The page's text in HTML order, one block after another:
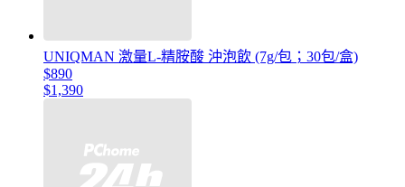
UNIQMAN 激量L-精胺酸 沖泡飲 (7g/包；30包/盒)
$890
$1,390